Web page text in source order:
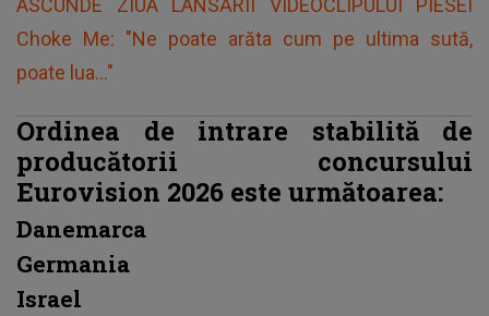
ASCUNDE ZIUA LANSĂRII VIDEOCLIPULUI PIESEI
Choke Me: "Ne poate arăta cum pe ultima sută,
poate lua..."
Ordinea de intrare stabilită de
producătorii concursului
Eurovision 2026 este următoarea:
Danemarca
Germania
Israel